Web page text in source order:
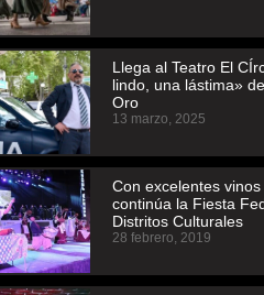
Llega al Teatro El
lindo, una lástima»
Oro
13 marzo, 2025
Con excelentes vinos
continúa la Fiesta
Distritos Culturales
28 febrero, 2019